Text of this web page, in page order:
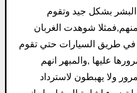
بشكل جيد وتقوم
منهم,فمثلا شوهدت الغربان
طريق السيارات حتي تقوم
عليها ,والمبهر انهم
ولا يهبطون لاسترداد